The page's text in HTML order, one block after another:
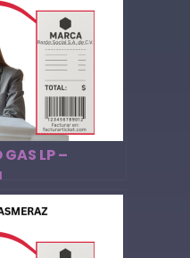
LP –